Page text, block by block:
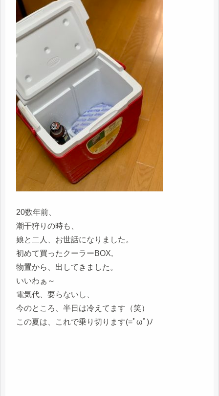
20数年前、
潮干狩りの時も、
娘と二人、お世話になりました。
初めて買ったクーラーBOX,
物置から、出してきました。
いいわぁ～
電気代、要らないし、
今のところ、半日は冷えてます（笑）
この夏は、これで乗り切ります(=ﾟωﾟ)ﾉ